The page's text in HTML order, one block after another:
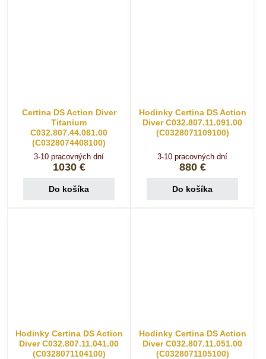
Certina DS Action Diver
Titanium
C032.807.44.081.00
(C0328074408100)
3-10 pracovných dní
1030 €
Do košíka
Hodinky Certina DS Action
Diver C032.807.11.091.00
(C0328071109100)
3-10 pracovných dní
880 €
Do košíka
Hodinky Certina DS Action
Diver C032.807.11.041.00
(C0328071104100)
Hodinky Certina DS Action
Diver C032.807.11.051.00
(C0328071105100)